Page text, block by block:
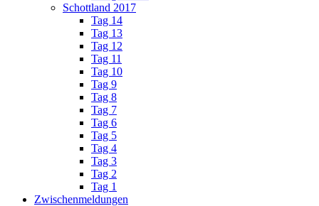
Schottland 2017
Tag 14
Tag 13
Tag 12
Tag 11
Tag 10
Tag 9
Tag 8
Tag 7
Tag 6
Tag 5
Tag 4
Tag 3
Tag 2
Tag 1
Zwischenmeldungen